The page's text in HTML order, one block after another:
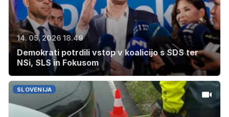
14. 05. 2026 18.49
Demokrati potrdili vstop v koalicijo s SDS ter
NSi, SLS in Fokusom
SLOVENIJA